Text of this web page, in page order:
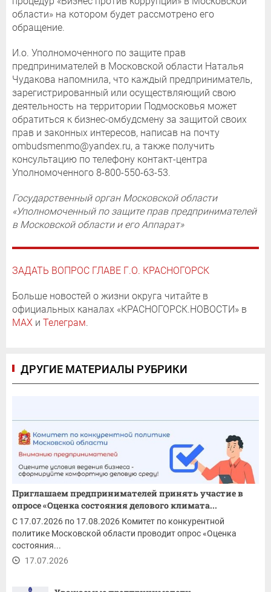
области» на котором будет рассмотрено его
обращение.
И.о. Уполномоченного по защите прав
предпринимателей в Московской области Наталья
Чудакова напомнила, что каждый предприниматель,
зарегистрированный или осуществляющий свою
деятельность на территории Подмосковья может
обратиться к бизнес-омбудсмену за защитой своих
прав и законных интересов, написав на почту
ombudsmenmo@yandex.ru, а также получить
консультацию по телефону контакт-центра
Уполномоченного 8-800-550-63-53.
Государственный орган Московской области
«Уполномоченный по защите прав предпринимателей
в Московской области и его Аппарат»
ЗАДАТЬ ВОПРОС ГЛАВЕ Г.О. КРАСНОГОРСК
Больше новостей о жизни округа читайте в
официальных каналах «КРАСНОГОРСК.НОВОСТИ» в
MAX и Телеграм.
ДРУГИЕ МАТЕРИАЛЫ РУБРИКИ
Приглашаем предпринимателей принять участие в
опросе «Оценка состояния делового климата...
С 17.07.2026 по 17.08.2026 Комитет по конкурентной
политике Московской области проводит опрос «Оценка
состояния...
17.07.2026